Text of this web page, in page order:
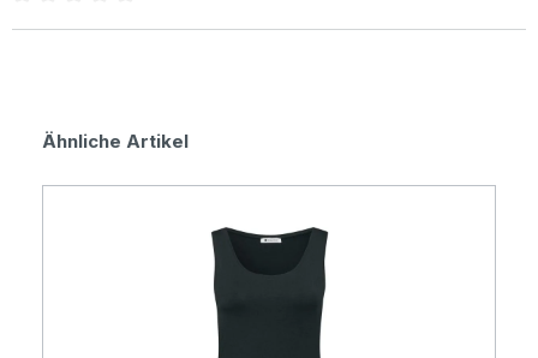
Produktgalerie überspringen
Ähnliche Artikel